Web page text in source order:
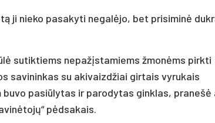
ji nieko pasakyti negalėjo, bet prisiminė
sutiktiems nepažįstamiems žmonėms pirkti
savininkas su akivaizdžiai girtais vyrukais
pasiūlytas ir parodytas ginklas, pranešė
pėdsakais.